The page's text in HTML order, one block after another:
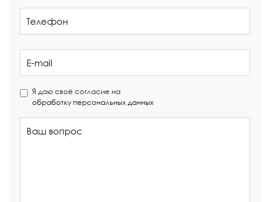
Я даю своё согласие на
обработку персональных данных